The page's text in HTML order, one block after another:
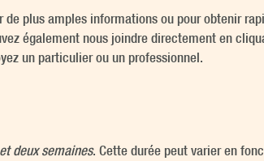
plus amples informations ou pour obtenir
également nous joindre directement en
un particulier ou un professionnel.
deux semaines. Cette durée peut varier en